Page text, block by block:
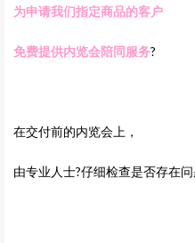
为申请我们指定商品的客户
免费提供内览会陪同服务?
在交付前的内览会上，
由专业人士?仔细检查是否存在问